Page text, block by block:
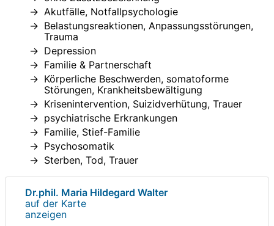
Akutfälle, Notfallpsychologie
Belastungsreaktionen, Anpassungsstörungen,
Trauma
Depression
Familie & Partnerschaft
Körperliche Beschwerden, somatoforme
Störungen, Krankheitsbewältigung
Krisenintervention, Suizidverhütung, Trauer
psychiatrische Erkrankungen
Familie, Stief-Familie
Psychosomatik
Sterben, Tod, Trauer
Dr.phil. Maria Hildegard Walter
auf der Karte
anzeigen